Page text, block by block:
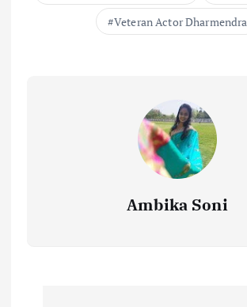
Veteran Actor Dharmendra
Ambika Soni